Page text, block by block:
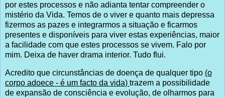
por estes processos e não adianta tentar compreender o
mistério da Vida. Temos de o viver e quanto mais depressa
fizermos as pazes e integrarmos a situação e ficarmos
presentes e disponíveis para viver estas experiências, maior
a facilidade com que estes processos se vivem. Falo por
mim. Deixa de haver drama interior. Tudo flui.
Acredito que circunstâncias de doença de qualquer tipo (o
corpo adoece - é um facto da vida) trazem a possibilidade
de expansão de consciência e evolução, de olharmos para